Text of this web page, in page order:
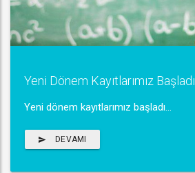
Yeni Dönem Kayıtlarımız Başladı
Yeni dönem kayıtlarımız başladı...
DEVAMI